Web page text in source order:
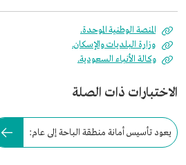
المنصة الوطنية الموحدة.
وزارة البلديات والإسكان.
وكالة الأنباء السعودية.
الاختبارات ذات الصلة
يعود تأسيس أمانة منطقة الباحة إلى عام: